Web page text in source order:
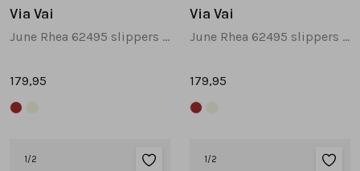
Via Vai
June Rhea 62495 slippers beige
179,95
Via Vai
June Rhea 62495 slippers bruin
179,95
1 /2 1 /2